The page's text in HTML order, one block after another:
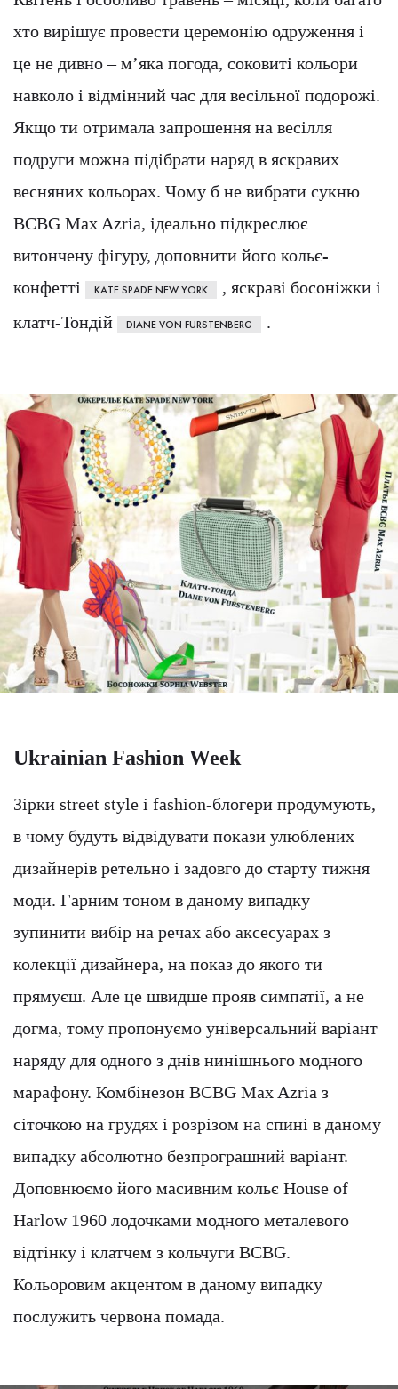
хто вирішує провести церемонію одруження і
це не дивно – м’яка погода, соковиті кольори
навколо і відмінний час для весільної подорожі.
Якщо ти отримала запрошення на весілля
подруги можна підібрати наряд в яскравих
весняних кольорах. Чому б не вибрати сукню
BCBG Max Azria, ідеально підкреслює
витончену фігуру, доповнити його кольє-
конфетті
KATE SPADE NEW YORK
, яскраві босоніжки і
клатч-Тондій
DIANE VON FURSTENBERG .
Ukrainian Fashion Week
Зірки street style і fashion-блогери продумують,
в чому будуть відвідувати покази улюблених
дизайнерів ретельно і задовго до старту тижня
моди. Гарним тоном в даному випадку
зупинити вибір на речах або аксесуарах з
колекції дизайнера, на показ до якого ти
прямуєш. Але це швидше прояв симпатії, а не
догма, тому пропонуємо універсальний варіант
наряду для одного з днів нинішнього модного
марафону. Комбінезон BCBG Max Azria з
сіточкою на грудях і розрізом на спині в даному
випадку абсолютно безпрограшний варіант.
Доповнюємо його масивним кольє House of
Harlow 1960 лодочками модного металевого
відтінку і клатчем з кольчуги BCBG.
Кольоровим акцентом в даному випадку
послужить червона помада.